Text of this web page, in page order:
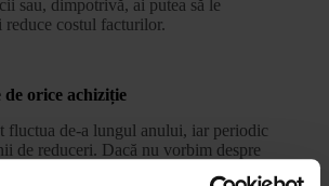
sau, dimpotrivă, ai putea să le
reduce costul facturilor.
orice achiziție
fluctua de-a lungul anului, iar periodic
de reduceri. Dacă nu vorbim despre
mobilă, electronice,